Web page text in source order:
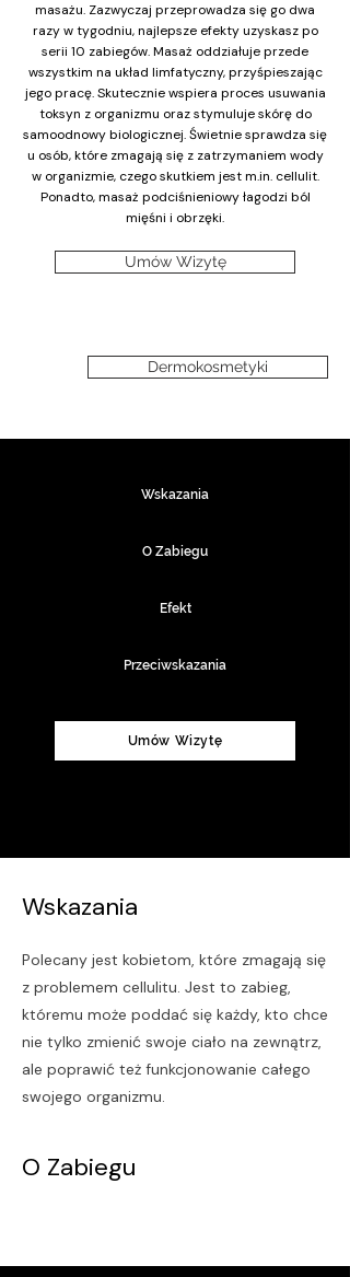
masażu. Zazwyczaj przeprowadza się go dwa
razy w tygodniu, najlepsze efekty uzyskasz po
serii 10 zabiegów. Masaż oddziałuje przede
wszystkim na układ limfatyczny, przyśpieszając
jego pracę. Skutecznie wspiera proces usuwania
toksyn z organizmu oraz stymuluje skórę do
samoodnowy biologicznej. Świetnie sprawdza się
u osób, które zmagają się z zatrzymaniem wody
w organizmie, czego skutkiem jest m.in. cellulit.
Ponadto, masaż podciśnieniowy łagodzi ból
mięśni i obrzęki.
Umów Wizytę
Dermokosmetyki
Wskazania
O Zabiegu
Efekt
Przeciwskazania
Umów Wizytę
Wskazania
Polecany jest kobietom, które zmagają się
z problemem cellulitu. Jest to zabieg,
któremu może poddać się każdy, kto chce
nie tylko zmienić swoje ciało na zewnątrz,
ale poprawić też funkcjonowanie całego
swojego organizmu.
O Zabiegu